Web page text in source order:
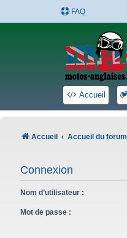
FAQ
Accueil
Accueil Accueil du forum
Connexion
Nom d’utilisateur :
Mot de passe :